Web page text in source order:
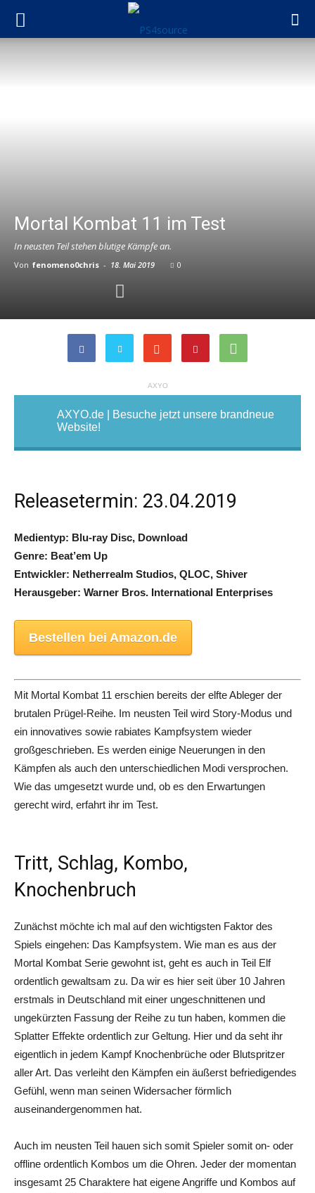
Mortal Kombat 11 im Test
In neusten Teil stehen blutige Kämpfe an.
Von fenomeno0chris - 18. Mai 2019 0
AXYO
AXYO.de | Besuche jetzt unsere brandneue
Website!
Releasetermin: 23.04.2019
Medientyp: Blu-ray Disc, Download
Genre: Beat’em Up
Entwickler: Netherrealm Studios, QLOC, Shiver
Herausgeber: Warner Bros. International Enterprises
Bestellen bei Amazon.de
Mit Mortal Kombat 11 erschien bereits der elfte Ableger der
brutalen Prügel-Reihe. Im neusten Teil wird Story-Modus und
ein innovatives sowie rabiates Kampfsystem wieder
großgeschrieben. Es werden einige Neuerungen in den
Kämpfen als auch den unterschiedlichen Modi versprochen.
Wie das umgesetzt wurde und, ob es den Erwartungen
gerecht wird, erfahrt ihr im Test.
Tritt, Schlag, Kombo,
Knochenbruch
Zunächst möchte ich mal auf den wichtigsten Faktor des
Spiels eingehen: Das Kampfsystem. Wie man es aus der
Mortal Kombat Serie gewohnt ist, geht es auch in Teil Elf
ordentlich gewaltsam zu. Da wir es hier seit über 10 Jahren
erstmals in Deutschland mit einer ungeschnittenen und
ungekürzten Fassung der Reihe zu tun haben, kommen die
Splatter Effekte ordentlich zur Geltung. Hier und da seht ihr
eigentlich in jedem Kampf Knochenbrüche oder Blutspritzer
aller Art. Das verleiht den Kämpfen ein äußerst befriedigendes
Gefühl, wenn man seinen Widersacher förmlich
auseinandergenommen hat.
Auch im neusten Teil hauen sich somit Spieler somit on- oder
offline ordentlich Kombos um die Ohren. Jeder der momentan
insgesamt 25 Charaktere hat eigene Angriffe und Kombos auf